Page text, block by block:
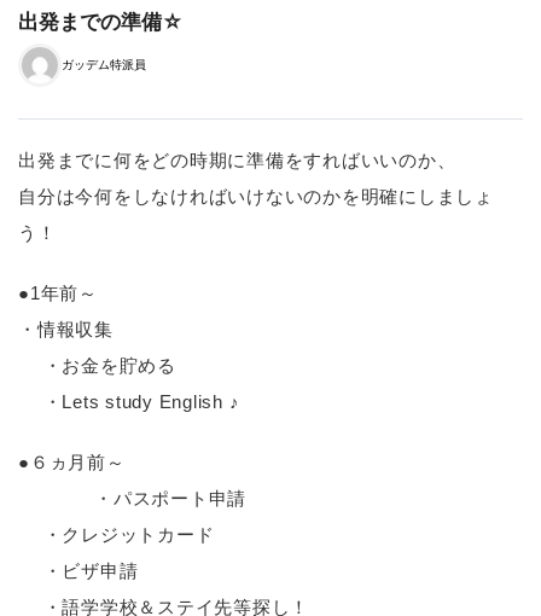
出発までの準備☆
ガッデム特派員
出発までに何をどの時期に準備をすればいいのか、
自分は今何をしなければいけないのかを明確にしましょ
う！
●1年前～
・情報収集
・お金を貯める
・Lets study English ♪
●６ヵ月前～
・パスポート申請
・クレジットカード
・ビザ申請
・語学学校＆ステイ先等探し！